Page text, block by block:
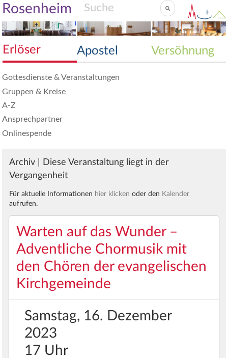
Rosenheim
Erlöser Apostel Versöhnung
Gottesdienste & Veranstaltungen
Gruppen & Kreise
A-Z
Ansprechpartner
Onlinespende
Archiv | Diese Veranstaltung liegt in der
Vergangenheit
Für aktuelle Informationen hier klicken oder den Kalender
aufrufen.
Warten auf das Wunder –
Adventliche Chormusik mit
den Chören der evangelischen
Kirchgemeinde
Samstag, 16. Dezember
2023
17 Uhr